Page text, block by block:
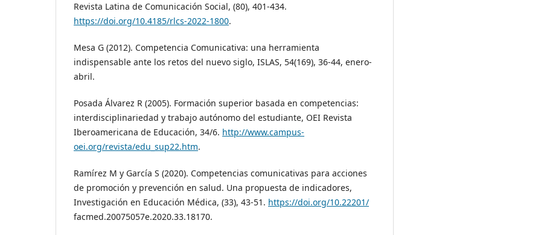
Revista Latina de Comunicación Social, (80), 401-434.
https://doi.org/10.4185/rlcs-2022-1800.
Mesa G (2012). Competencia Comunicativa: una herramienta
indispensable ante los retos del nuevo siglo, ISLAS, 54(169), 36-44, enero-
abril.
Posada Álvarez R (2005). Formación superior basada en competencias:
interdisciplinariedad y trabajo autónomo del estudiante, OEI Revista
Iberoamericana de Educación, 34/6. http://www.campus-
oei.org/revista/edu_sup22.htm.
Ramírez M y García S (2020). Competencias comunicativas para acciones
de promoción y prevención en salud. Una propuesta de indicadores,
Investigación en Educación Médica, (33), 43-51. https://doi.org/10.22201/
facmed.20075057e.2020.33.18170.